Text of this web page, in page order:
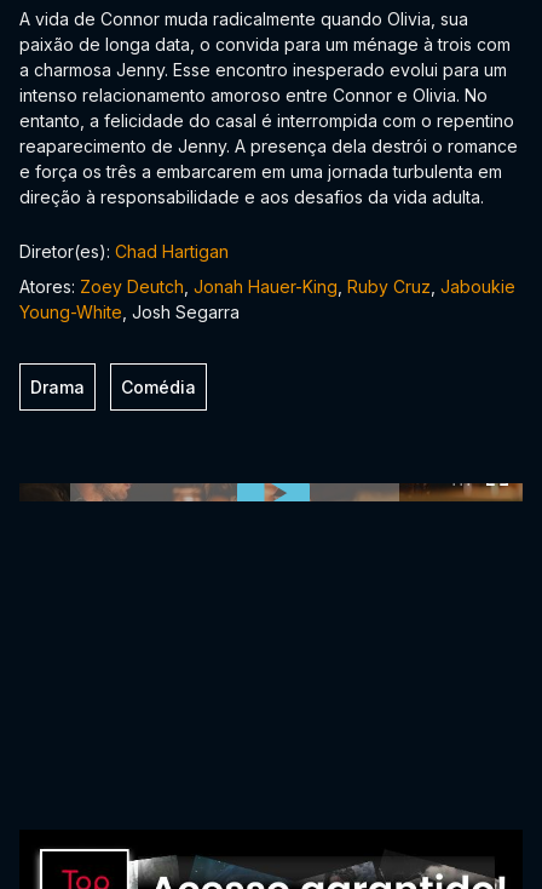
A vida de Connor muda radicalmente quando Olivia, sua
paixão de longa data, o convida para um ménage à trois com
a charmosa Jenny. Esse encontro inesperado evolui para um
intenso relacionamento amoroso entre Connor e Olivia. No
entanto, a felicidade do casal é interrompida com o repentino
reaparecimento de Jenny. A presença dela destrói o romance
e força os três a embarcarem em uma jornada turbulenta em
direção à responsabilidade e aos desafios da vida adulta.
Diretor(es): Chad Hartigan
Atores: Zoey Deutch Jonah Hauer-King Ruby Cruz Jaboukie
Young-White , Josh Segarra
Drama Comédia